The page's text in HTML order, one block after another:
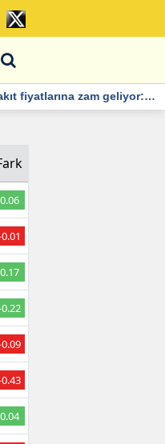
fiyatlarına zam geliyor:
açıklandı
0.06
0.17
0.04